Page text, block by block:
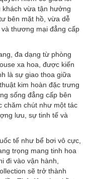
vừa tận hưởng
bên mặt hồ, vừa dễ
thương mại đẳng cấp
đa dạng từ phòng
xa hoa, được kiến
là sự giao thoa giữa
kim hoàn đặc trưng
sống đẳng cấp bên
chăm chút như một tác
lưu, sự tinh tế và
tế như bể bơi vô cực,
trọng mang tinh hoa
đi vào vận hành,
sẽ trở thành